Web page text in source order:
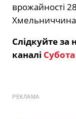
врожайності
Слідкуйте
каналі
РЕКЛАМА